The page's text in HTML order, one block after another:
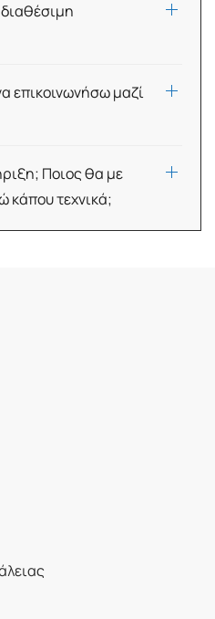
επικοινωνήσω μαζί
Ποιος θα με
κάπου τεχνικά;